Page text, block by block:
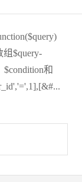
组$query-
和